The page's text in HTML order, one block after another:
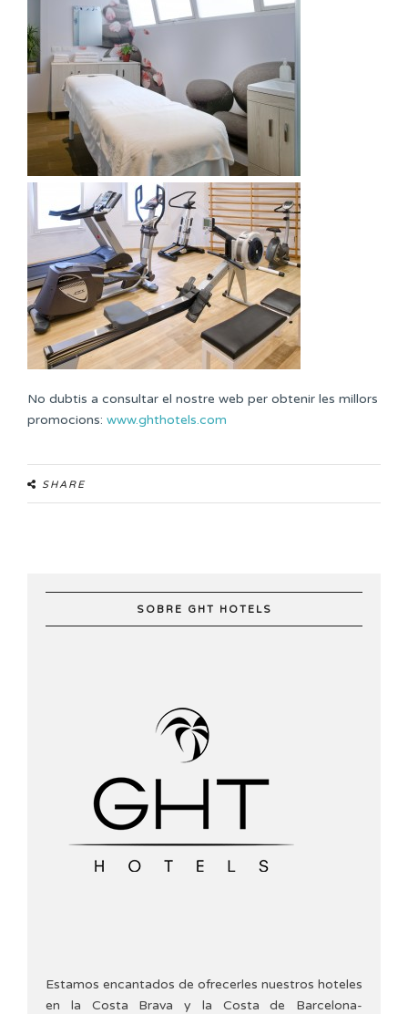
No dubtis a consultar el nostre web per obtenir les millors
promocions: www.ghthotels.com
SHARE
SOBRE GHT HOTELS
Estamos encantados de ofrecerles nuestros hoteles
en la Costa Brava y la Costa de Barcelona-